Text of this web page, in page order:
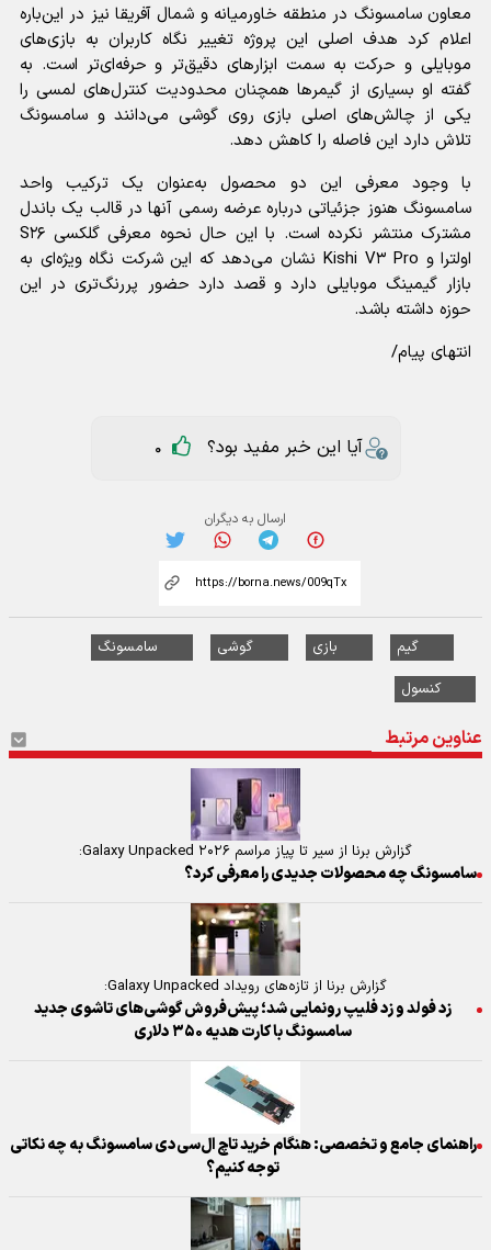
معاون سامسونگ در منطقه خاورمیانه و شمال آفریقا نیز در این‌باره
اعلام کرد هدف اصلی این پروژه تغییر نگاه کاربران به بازی‌های
موبایلی و حرکت به سمت ابزار‌های دقیق‌تر و حرفه‌ای‌تر است. به
گفته او بسیاری از گیمر‌ها همچنان محدودیت کنترل‌های لمسی را
یکی از چالش‌های اصلی بازی روی گوشی می‌دانند و سامسونگ
تلاش دارد این فاصله را کاهش دهد.
با وجود معرفی این دو محصول به‌عنوان یک ترکیب واحد
سامسونگ هنوز جزئیاتی درباره عرضه رسمی آنها در قالب یک باندل
مشترک منتشر نکرده است. با این حال نحوه معرفی گلکسی S۲۶
اولترا و Kishi V۳ Pro نشان می‌دهد که این شرکت نگاه ویژه‌ای به
بازار گیمینگ موبایلی دارد و قصد دارد حضور پررنگ‌تری در این
حوزه داشته باشد.
انتهای پیام/
آیا این خبر مفید بود؟ 0
ارسال به دیگران
گیم بازی گوشی
سامسونگ
کنسول
عناوین مرتبط
گزارش برنا از سیر تا پیاز مراسم Galaxy Unpacked ۲۰۲۶:
سامسونگ چه محصولات جدیدی را معرفی کرد؟
گزارش برنا از تازه‌های رویداد Galaxy Unpacked:
زد فولد و زد فلیپ رونمایی شد؛ پیش‌فروش گوشی‌های تاشوی جدید
سامسونگ با کارت هدیه ۳۵۰ دلاری
راهنمای جامع و تخصصی: هنگام خرید تاچ ال‌سی‌دی سامسونگ به چه نکاتی
توجه کنیم؟